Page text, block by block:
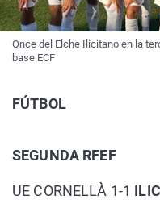
Once del Elche Ilicitano en la
base ECF
FÚTBOL
SEGUNDA RFEF
UE CORNELLÀ 1-1